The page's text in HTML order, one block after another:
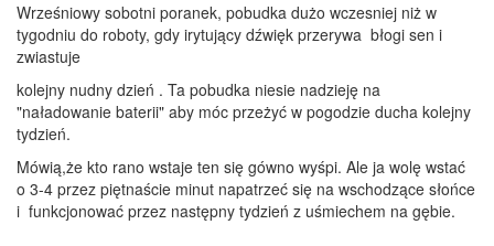
Wrześniowy sobotni poranek, pobudka dużo wczesniej niż w
tygodniu do roboty, gdy irytujący dźwięk przerywa błogi sen i
zwiastuje
kolejny nudny dzień . Ta pobudka niesie nadzieję na
"naładowanie baterii" aby móc przeżyć w pogodzie ducha kolejny
tydzień.
Mówią,że kto rano wstaje ten się gówno wyśpi. Ale ja wolę wstać
o 3-4 przez piętnaście minut napatrzeć się na wschodzące słońce
i funkcjonować przez następny tydzień z uśmiechem na gębie.